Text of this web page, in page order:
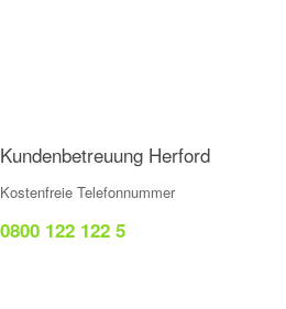
Kundenbetreuung Herford
Kostenfreie Telefonnummer
0800 122 122 5